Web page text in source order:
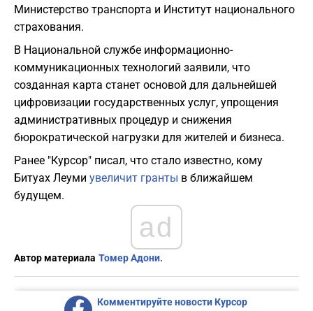
Министерство транспорта и Институт национального
страхования.
В Национальной службе информационно-
коммуникационных технологий заявили, что
созданная карта станет основой для дальнейшей
цифровизации государственных услуг, упрощения
административных процедур и снижения
бюрократической нагрузки для жителей и бизнеса.
Ранее "Курсор" писал, что стало известно, кому
Битуах Леуми увеличит гранты в ближайшем
будущем.
ad
Автор материала Томер Адони.
Комментируйте новости Курсор